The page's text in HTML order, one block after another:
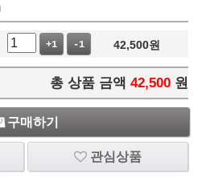
+1 -1 42,500원
총 상품 금액 42,500 원
구매하기
관심상품